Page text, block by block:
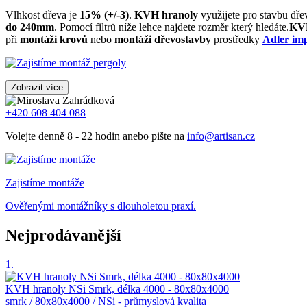
Vlhkost dřeva je 15% (+/-3). KVH hranoly využijete pro stavbu
do 240mm. Pomocí filtrů níže lehce najdete rozměr který hledáte.
při montáži krovů nebo montáži dřevostavby prostředky Adler
Zobrazit více
+420 608 404 088
Volejte denně 8 - 22 hodin anebo pište na info@artisan.cz
Zajistíme montáže
Ověřenými montážníky s dlouholetou praxí.
Nejprodávanější
1.
KVH hranoly NSi Smrk, délka 4000 - 80x80x4000
smrk / 80x80x4000 / NSi - průmyslová kvalita